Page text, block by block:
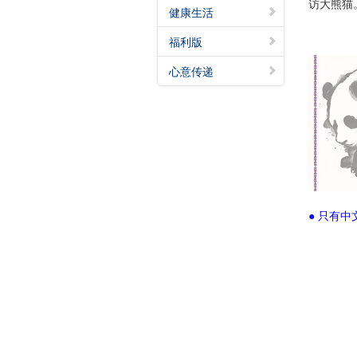
健康生活
福利版
心意传递
访大熊猫
● 只有中